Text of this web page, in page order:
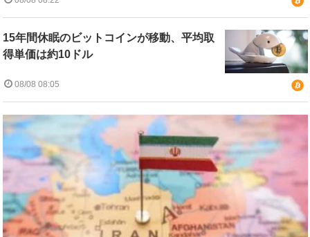
15年間休眠のビットコインが移動、平均取
得単価は約10ドル
08/08 08:05